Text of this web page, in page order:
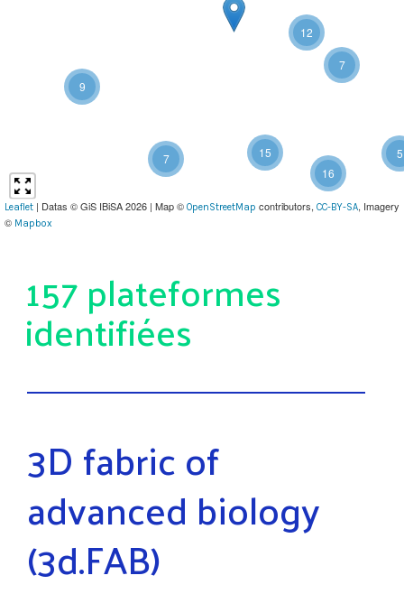
7
12
15
7
16
5
9
Leaflet | Datas © GiS IBiSA 2026 | Map © OpenStreetMap contributors, CC-BY-SA, Imagery
© Mapbox
157 plateformes
identifiées
3D fabric of
advanced biology
(3d.FAB)